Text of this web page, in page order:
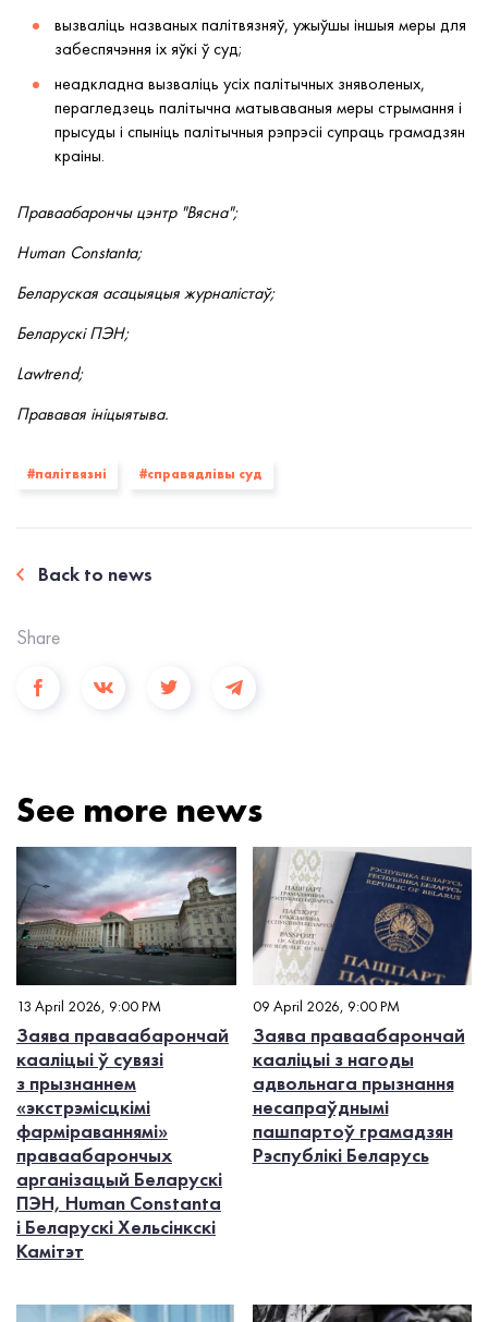
вызваліць названых палітвязняў, ужыўшы іншыя меры для
забеспячэння іх яўкі ў суд;
неадкладна вызваліць усіх палітычных зняволеных,
перагледзець палітычна матываваныя меры стрымання і
прысуды і спыніць палітычныя рэпрэсіі супраць грамадзян
краіны.
Праваабарончы цэнтр "Вясна";
Human Constanta;
Беларуская асацыяцыя журналістаў;
Беларускі ПЭН;
Lawtrend;
Прававая ініцыятыва.
#палiтвязнi #справядлівы суд
Back to news
Share
See more news
13 April 2026, 9:00 PM
Заява праваабарончай
кааліцыі ў сувязі
з прызнаннем
«экстрэмісцкімі
фарміраваннямі»
праваабарончых
арганізацый Беларускі
ПЭН, Human Constanta
і Беларускі Хельсінкскі
Камітэт
09 April 2026, 9:00 PM
Заява праваабарончай
кааліцыі з нагоды
адвольнага прызнання
несапраўднымі
пашпартоў грамадзян
Рэспублікі Беларусь